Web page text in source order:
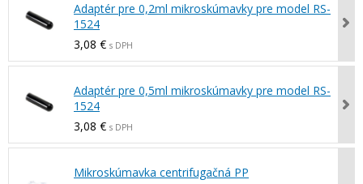
Adaptér pre 0,2ml mikroskúmavky pre model RS-
1524
3,08 € s DPH
Adaptér pre 0,5ml mikroskúmavky pre model RS-
1524
3,08 € s DPH
Mikroskúmavka centrifugačná PP